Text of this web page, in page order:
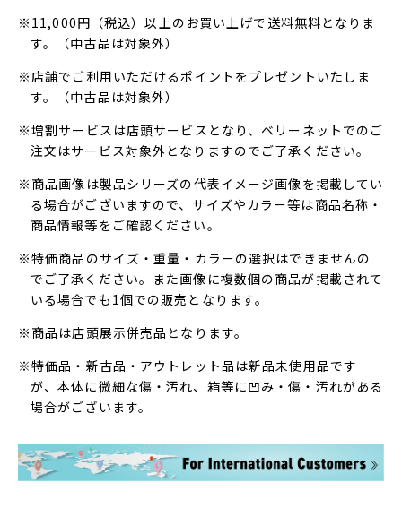
※11,000円（税込）以上のお買い上げで送料無料となりま
す。（中古品は対象外）
※店舗でご利用いただけるポイントをプレゼントいたしま
す。（中古品は対象外）
※増割サービスは店頭サービスとなり、ベリーネットでのご
注文はサービス対象外となりますのでご了承ください。
※商品画像は製品シリーズの代表イメージ画像を掲載してい
る場合がございますので、サイズやカラー等は商品名称・
商品情報等をご確認ください。
※特価商品のサイズ・重量・カラーの選択はできませんの
でご了承ください。また画像に複数個の商品が掲載されて
いる場合でも1個での販売となります。
※商品は店頭展示併売品となります。
※特価品・新古品・アウトレット品は新品未使用品です
が、本体に微細な傷・汚れ、箱等に凹み・傷・汚れがある
場合がございます。